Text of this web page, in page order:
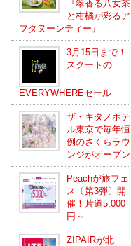
『翠香る八女茶
と柑橘が彩るア
フタヌーンティー』
3月15日まで！
スクートの
EVERYWHEREセール
ザ・キタノホテ
ル東京で毎年恒
例のさくらラウ
ンジがオープン
Peachが旅フェ
ス〔第3弾〕開
催！片道5,000
円～
ZIPAIRが北